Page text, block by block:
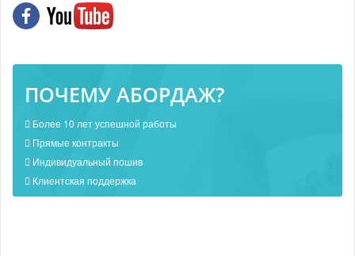
ПОЧЕМУ АБОРДАЖ?
Более 10 лет успешной работы
Прямые контракты
Индивидуальный пошив
Клиентская поддержка